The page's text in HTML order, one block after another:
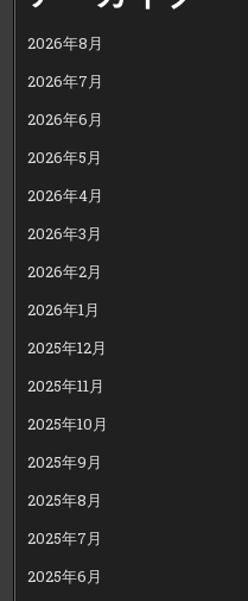
2026年8月
2026年7月
2026年6月
2026年5月
2026年4月
2026年3月
2026年2月
2026年1月
2025年12月
2025年11月
2025年10月
2025年9月
2025年8月
2025年7月
2025年6月